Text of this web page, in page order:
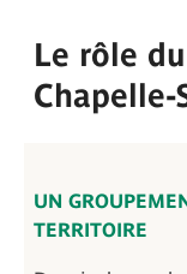
Le rôle
Chapelle-
UN
TERRITOIRE